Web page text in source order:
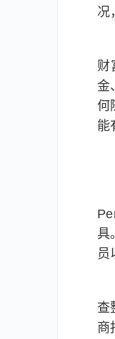
况
财
金
何
能
具
员
查
商